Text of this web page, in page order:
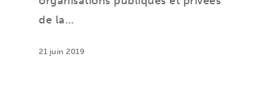
de la…
21 juin 2019